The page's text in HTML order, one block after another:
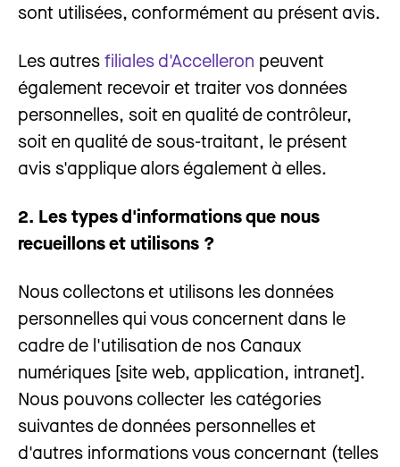
sont utilisées, conformément au présent avis.
Les autres filiales d'Accelleron peuvent
également recevoir et traiter vos données
personnelles, soit en qualité de contrôleur,
soit en qualité de sous-traitant, le présent
avis s'applique alors également à elles.
2. Les types d'informations que nous
recueillons et utilisons ?
Nous collectons et utilisons les données
personnelles qui vous concernent dans le
cadre de l'utilisation de nos Canaux
numériques [site web, application, intranet].
Nous pouvons collecter les catégories
suivantes de données personnelles et
d'autres informations vous concernant (telles